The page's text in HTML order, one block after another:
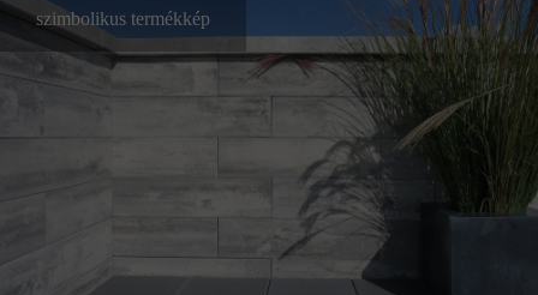
szimbolikus termékkép